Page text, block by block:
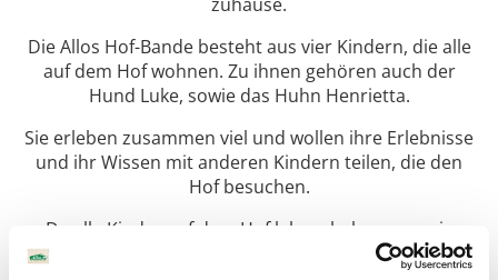
Die Allos Hof-Bande besteht aus vier Kindern, die alle
auf dem Hof wohnen. Zu ihnen gehören auch der
Hund Luke, sowie das Huhn Henrietta.
Sie erleben zusammen viel und wollen ihre Erlebnisse
und ihr Wissen mit anderen Kindern teilen, die den
Hof besuchen.
Da alle Kinder auf dem Hof leben, bekommen sie
schon immer Einblicke in die Herstellung und